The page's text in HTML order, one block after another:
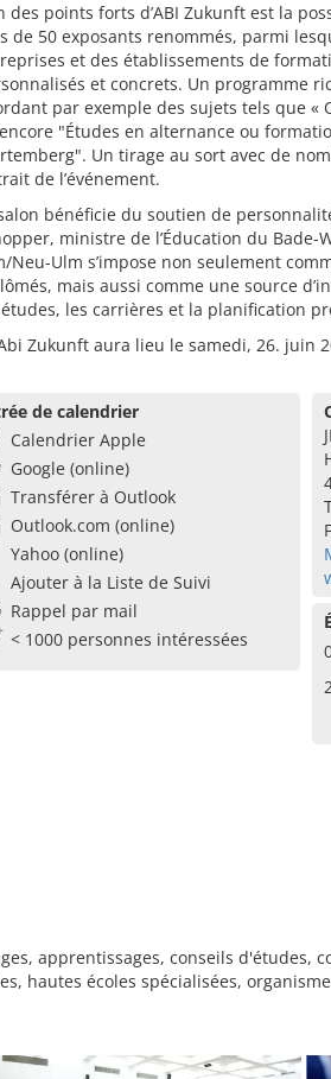
des points forts d’ABI Zukunft est la
de 50 exposants renommés, parmi
et des établissements de
et concrets. Un programme
par exemple des sujets tels que «
"Études en alternance ou
Un tirage au sort avec de
de l’événement.
bénéficie du soutien de
ministre de l’Éducation du
Neu-Ulm s’impose non seulement
mais aussi comme une source
les carrières et la planification
Zukunft aura lieu le samedi, 26. juin
de calendrier
Calendrier Apple
Google (online)
Transférer à Outlook
Outlook.com (online)
Yahoo (online)
Ajouter à la Liste de Suivi
Rappel par mail
< 1000 personnes intéressées
apprentissages, conseils
hautes écoles spécialisées,